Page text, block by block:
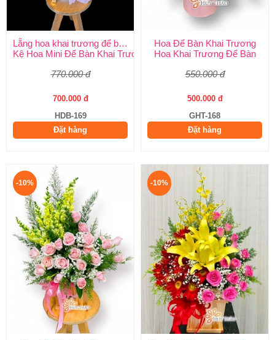
Lẵng hoa khai trương để bàn
Kệ Hoa Mini Để Bàn Khai Trương
770.000 đ
700.000 đ
HDB-169
Đặt hàng
Hoa Để Bàn Khai Trương
Hoa Khai Trương Để Bàn
550.000 đ
500.000 đ
GHT-168
Đặt hàng
-10% -10%